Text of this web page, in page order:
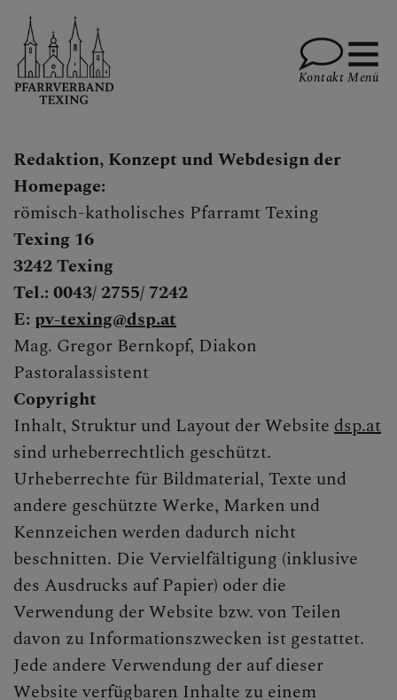
PFARRE TEXING
PFARRE KIRNBERG
PFARRE PLANKENSTEIN
PFARRE ST. GOTTHARD
GEMEINSAMER
PFARRBLATT
Kontakt Menü
Redaktion, Konzept und Webdesign der
Homepage:
römisch-katholisches Pfarramt Texing
Texing 16
3242 Texing
Tel.: 0043/ 2755/ 7242
E: pv-texing@dsp.at
Mag. Gregor Bernkopf, Diakon
Pastoralassistent
Copyright
Inhalt, Struktur und Layout der Website dsp.at
sind urheberrechtlich geschützt.
Urheberrechte für Bildmaterial, Texte und
andere geschützte Werke, Marken und
Kennzeichen werden dadurch nicht
beschnitten. Die Vervielfältigung (inklusive
des Ausdrucks auf Papier) oder die
Verwendung der Website bzw. von Teilen
davon zu Informationszwecken ist gestattet.
Jede andere Verwendung der auf dieser
Website verfügbaren Inhalte zu einem